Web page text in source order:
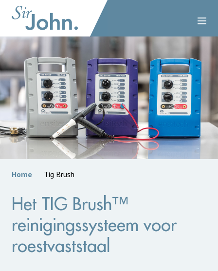
Home Tig Brush
Het TIG Brush™
reinigingssysteem voor
roestvaststaal